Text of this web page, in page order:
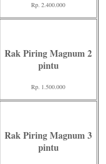
Rp. 2.400.000
Rak Piring Magnum 2
pintu
Rp. 1.500.000
Rak Piring Magnum 3
pintu